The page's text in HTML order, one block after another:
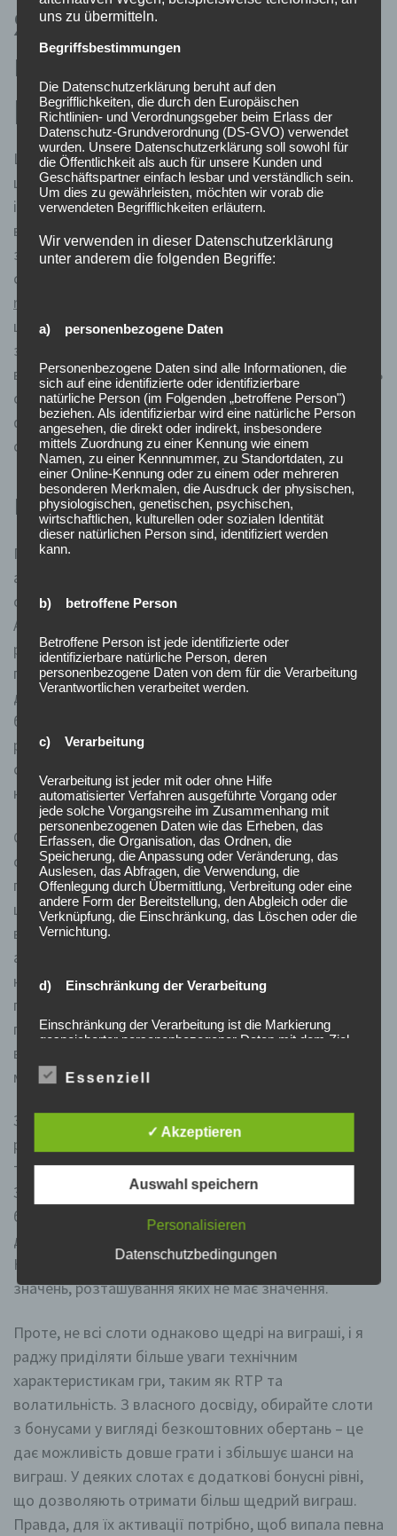
Як правильно
користуватися опцією
ризик-гри в Книжках?
Ця лінійка ігрових слотів має дуже багато
шанувальників. Користувачам подобаються яскраві
ігрові автомати Книжки, що володіють гарною
віддачею і бонусними іграми. Вони прості та
зрозумілі, дають добрі шанси на виграш великої
суми. Тому немає нічого дивного
ra.com.ua/skachaty/
цих автоматів. Своєрідним талісманом автоматам є
знаменитий археолог Індіана Джонс, які за задумом
виробника повинен мотивувати гравців, які бажають
отримувати хороші винагороди. Основна мета всіх
фанатів віртуального гемблінгу повинна полягати в
отриманні задоволення від гри.
Ігровий автомат Book of Ra
Пізніше азартна спільнота зможе побачити такі
апарати, як Book of Ra Magic, Book of Ra Dice, Book
of Ra Mystic Fortunes, Book of Ra Deluxe 10.
Автомати лінійки Книжки представлені багатьма
розробниками. Вони відрізняються один від одного
персонажами, дизайном, якимись невеликими
додаваннями або навпаки винятками, але набір
базових критеріїв має кожен автомат Книжки. Є
рідкісний виняток, коли книга використовується як
символ Wild, а фриспіни активує поєднання інших
картинок.
Сьогодні існує ціла плеяда з тематичним
оформленням, символами в онлайн казино. Високий
попит на автомати з книгами пояснюється завжди
цікавим сюжетом із пригодами та традиційно
високими множниками. Серед багатьох ігрових
апаратів особливе місце займають слоти з
книжковою тематикою, які занурюють в атмосферу
пригод. Ви відчуваєте себе шукачем скарбів, якому
потрібно зібрати артефакти, щоб досягти
виграшної мети. Гральні автомати Книги великою
мірою представлені в Slots City казино.
Звуки барабанів, переможних мелодій чи шурхоту
розгортання книги викликають справжній захват і
тримають у напрузі до останнього обертання.
Зараховуються комбінації, що складені з лівого
барабана. Число однакових символів має бути від
двох чи трьох, в залежності від зображення.
Комбінація є виграшною при отриманні трьох таких
значень, розташування яких не має значення.
Проте, не всі слоти однаково щедрі на виграші, і я
раджу приділяти більше уваги технічним
характеристикам гри, таким як RTP та
волатильність. З власного досвіду, обирайте слоти
з бонусами у вигляді безкоштовних обертань – це
дає можливість довше грати і збільшує шанси на
виграш. У деяких слотах є додаткові бонусні рівні,
що дозволяють отримати більш щедрий виграш.
Правда, для їх активації потрібно, щоб випала певна
uns zu übermitteln.
Begriffsbestimmungen
Die Datenschutzerklärung beruht auf den
Begrifflichkeiten, die durch den Europäischen
Richtlinien- und Verordnungsgeber beim Erlass der
Datenschutz-Grundverordnung (DS-GVO) verwendet
wurden. Unsere Datenschutzerklärung soll sowohl für
die Öffentlichkeit als auch für unsere Kunden und
Geschäftspartner einfach lesbar und verständlich sein.
Um dies zu gewährleisten, möchten wir vorab die
verwendeten Begrifflichkeiten erläutern.
Wir verwenden in dieser Datenschutzerklärung
unter anderem die folgenden Begriffe:
a) personenbezogene Daten
Personenbezogene Daten sind alle Informationen, die
sich auf eine identifizierte oder identifizierbare
natürliche Person (im Folgenden „betroffene Person")
beziehen. Als identifizierbar wird eine natürliche Person
angesehen, die direkt oder indirekt, insbesondere
mittels Zuordnung zu einer Kennung wie einem
Namen, zu einer Kennnummer, zu Standortdaten, zu
einer Online-Kennung oder zu einem oder mehreren
besonderen Merkmalen, die Ausdruck der physischen,
physiologischen, genetischen, psychischen,
wirtschaftlichen, kulturellen oder sozialen Identität
dieser natürlichen Person sind, identifiziert werden
kann.
b) betroffene Person
Betroffene Person ist jede identifizierte oder
identifizierbare natürliche Person, deren
personenbezogene Daten von dem für die Verarbeitung
Verantwortlichen verarbeitet werden.
c) Verarbeitung
Verarbeitung ist jeder mit oder ohne Hilfe
automatisierter Verfahren ausgeführte Vorgang oder
jede solche Vorgangsreihe im Zusammenhang mit
personenbezogenen Daten wie das Erheben, das
Erfassen, die Organisation, das Ordnen, die
Speicherung, die Anpassung oder Veränderung, das
Auslesen, das Abfragen, die Verwendung, die
Offenlegung durch Übermittlung, Verbreitung oder eine
andere Form der Bereitstellung, den Abgleich oder die
Verknüpfung, die Einschränkung, das Löschen oder die
Vernichtung.
d) Einschränkung der Verarbeitung
Einschränkung der Verarbeitung ist die Markierung
gespeicherter personenbezogener Daten mit dem Ziel,
personenbezogener Daten, die darin besteht, dass
diese personenbezogenen Daten verwendet werden,
um bestimmte persönliche Aspekte, die sich auf eine
natürliche Person beziehen, zu bewerten,
insbesondere, um Aspekte bezüglich Arbeitsleistung,
Vorlieben, Interessen, Zuverlässigkeit, Verhalten,
Person zu analysieren oder vorherzusagen.
f) Pseudonymisierung
Pseudonymisierung ist die Verarbeitung
personenbezogener Daten in einer Weise, auf welche
die personenbezogenen Daten ohne Hinzuziehung
zusätzlicher Informationen nicht mehr einer
spezifischen betroffenen Person zugeordnet werden
können, sofern diese zusätzlichen Informationen
gesondert aufbewahrt werden und technischen und
organisatorischen Maßnahmen unterliegen, die
gewährleisten, dass die personenbezogenen Daten
nicht einer identifizierten oder identifizierbaren
natürlichen Person zugewiesen werden.
Essenziell
✓ Akzeptieren
Auswahl speichern
Personalisieren
Datenschutzbedingungen